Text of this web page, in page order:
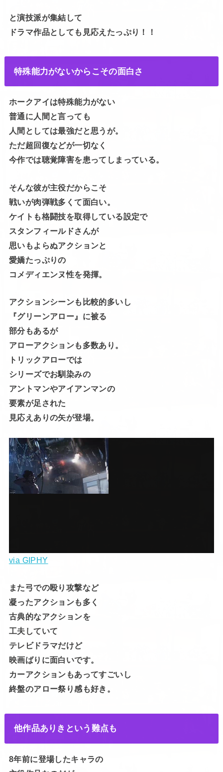
ローニンの雇い主が彼という設定には
驚き
と演技派が集結して
ドラマ作品としても見応えたっぷり！！
特殊能力がないからこその面白さ
ホークアイは特殊能力がない
普通に人間と言っても
人間としては最強だと思うが。
ただ超回復などが一切なく
今作では聴覚障害を患ってしまっている。
そんな彼が主役だからこそ
戦いが肉弾戦多くて面白い。
ケイトも格闘技を取得している設定で
スタンフィールドさんが
思いもよらぬアクションと
愛嬌たっぷりの
コメディエンヌ性を発揮。
アクションシーンも比較的多いし
『グリーンアロー』に被る
部分もあるが
アローアクションも多数あり。
トリックアローでは
シリーズでお馴染みの
アントマンやアイアンマンの
要素が足された
見応えありの矢が登場。
via GIPHY
また弓での殴り攻撃など
凝ったアクションも多く
古典的なアクションを
工夫していて
テレビドラマだけど
映画ばりに面白いです。
カーアクションもあってすごいし
終盤のアロー祭り感も好き。
他作品ありきという難点も
8年前に登場したキャラの